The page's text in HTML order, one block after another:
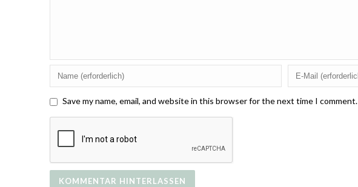
Save my name, email, and website in this browser for the next time I comment.